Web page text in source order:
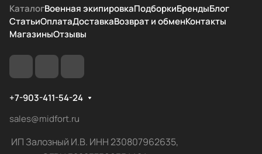
КаталогВоенная экипировкаПодборкиБрендыБлог
СтатьиОплатаДоставкаВозврат и обменКонтакты
МагазиныОтзывы
+7-903-411-54-24
sales@midfort.ru
ИП Залозный И.В. ИНН 230807962635,